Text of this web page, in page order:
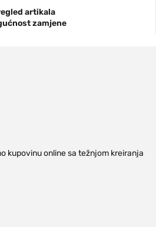
artikala
zamjene
kupovinu online sa težnjom kreiranja